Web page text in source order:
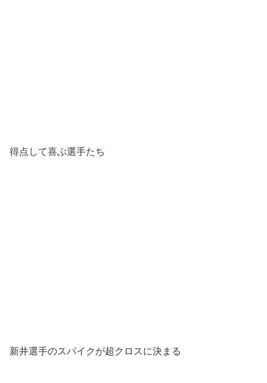
得点して喜ぶ選手たち
新井選手のスパイクが超クロスに決まる